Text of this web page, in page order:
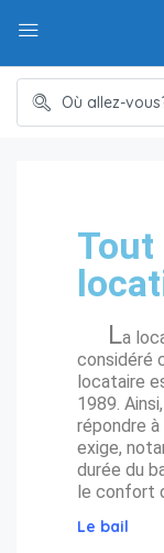
Tout
La
considéré
locataire
1989.
répondre
exige,
durée du
le confort
Le bail